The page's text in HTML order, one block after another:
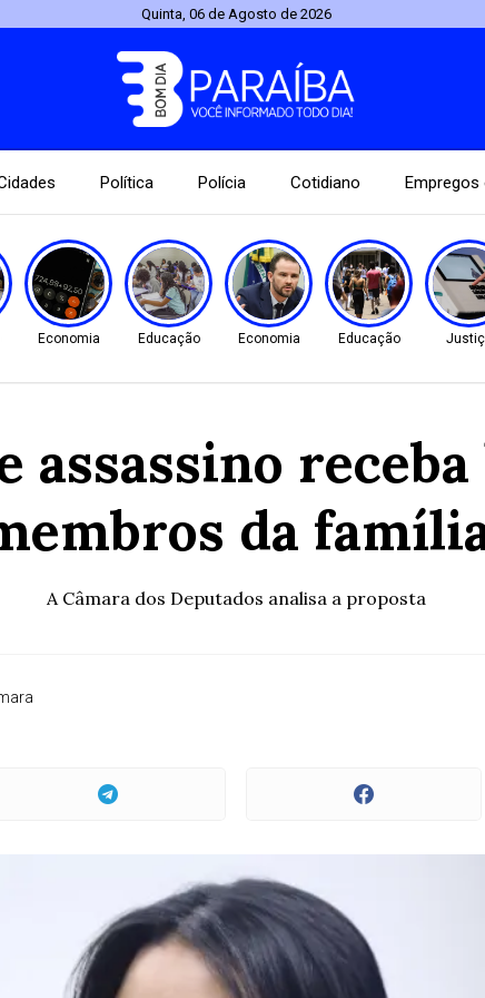
Quinta, 06 de Agosto de 2026
Política Polícia Cotidiano
Economia Educação Economia Educação
assassino
da
A Câmara dos Deputados analisa a proposta